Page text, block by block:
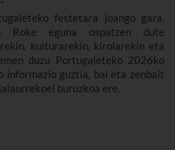
festetara joango gara.
Roke eguna ospatzen dute
kulturarekin, kirolarekin eta
duzu Portugaleteko 2026ko
informazio guztia, bai eta zenbait
buruzkoa ere.